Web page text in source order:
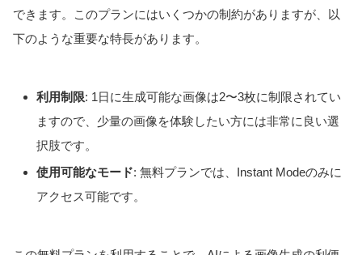
できます。このプランにはいくつかの制約がありますが、以
下のような重要な特長があります。
利用制限: 1日に生成可能な画像は2〜3枚に制限されてい
ますので、少量の画像を体験したい方には非常に良い選
択肢です。
使用可能なモード: 無料プランでは、Instant Modeのみに
アクセス可能です。